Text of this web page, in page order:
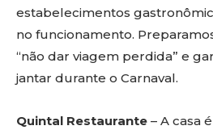
estabelecimentos
no funcionamento.
“não dar viagem perdida” e
jantar durante o Carnaval.
Quintal Restaurante – A casa